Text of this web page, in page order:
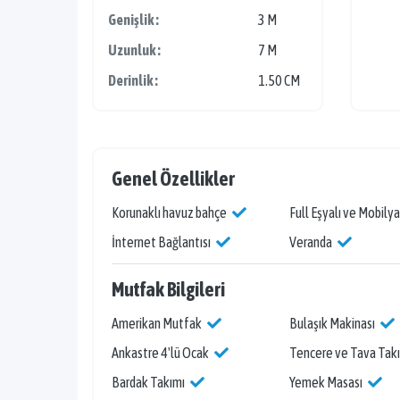
villalarimiz genelde köy içlerinde
Antalya/ Çavdir
kiralik villalar, kiralik apartlar ve kiralik yazliklar
hem arkadas gruplari için uygun villalari
Tatil Villaciniz sizin için en iyi villayi bulsun...
Genişlik :
3 M
Uzunluk :
7 M
Derinlik :
1.50 CM
Genel Özellikler
Korunaklı havuz bahçe Full Eşyalı ve
İnternet Bağlantısı
Veranda
Mutfak Bilgileri
Amerikan Mutfak Bulaşık Makinası
Ankastre 4'lü Ocak
Tencere ve Tava
Bardak Takımı
Yemek Masası